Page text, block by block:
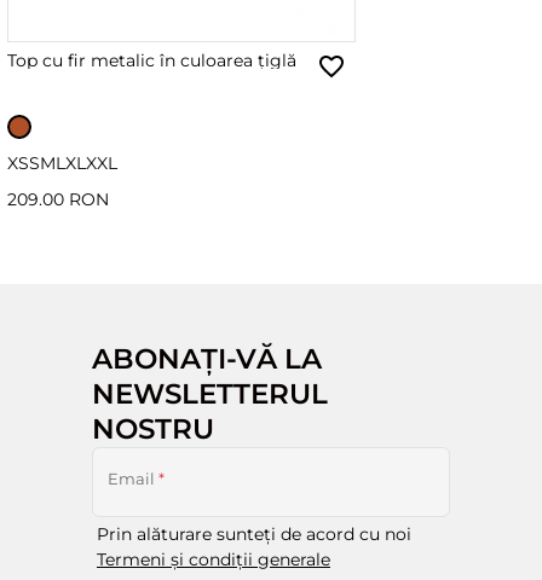
Top cu fir metalic în culoarea țiglă
XSSML XL XXL
209.00 RON
ABONAȚI-VĂ LA
NEWSLETTERUL
NOSTRU
Email *
Prin alăturare sunteți de acord cu noi
Termeni și condiții generale